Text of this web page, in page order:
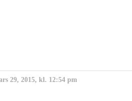
29, 2015, kl. 12:54 pm